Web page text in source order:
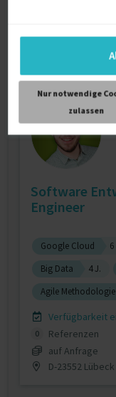
Nur notwendige
zulassen
€350/Stunde
D-23554 Lübeck
Software
Engineer
Google Cloud
Big Data
4 J.
Agile Methodologie
Verfügbarkeit
0
Referenzen
auf Anfrage
D-23552 Lübeck